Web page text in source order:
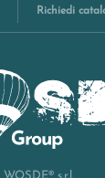
Richiedi